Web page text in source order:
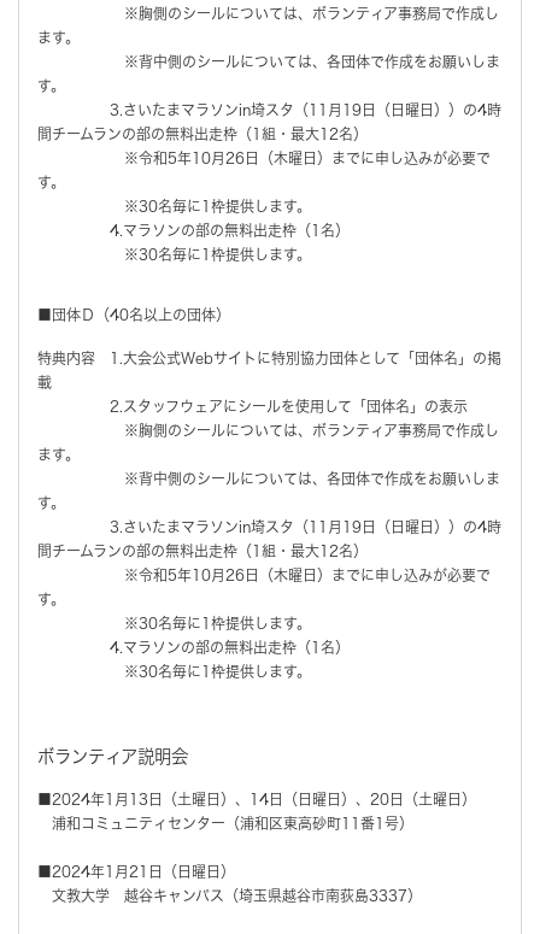
※胸側のシールについては、ボランティア事務局で作成し
ます。
※背中側のシールについては、各団体で作成をお願いしま
す。
3.さいたまマラソンin埼スタ（11月19日（日曜日））の4時
間チームランの部の無料出走枠（1組・最大12名）
※令和5年10月26日（木曜日）までに申し込みが必要で
す。
※30名毎に1枠提供します。
4.マラソンの部の無料出走枠（1名）
※30名毎に1枠提供します。
■団体Ｄ（40名以上の団体）
特典内容 1.大会公式Webサイトに特別協力団体として「団体名」の掲
載
2.スタッフウェアにシールを使用して「団体名」の表示
※胸側のシールについては、ボランティア事務局で作成し
ます。
※背中側のシールについては、各団体で作成をお願いしま
す。
3.さいたまマラソンin埼スタ（11月19日（日曜日））の4時
間チームランの部の無料出走枠（1組・最大12名）
※令和5年10月26日（木曜日）までに申し込みが必要で
す。
※30名毎に1枠提供します。
4.マラソンの部の無料出走枠（1名）
※30名毎に1枠提供します。
ボランティア説明会
■2024年1月13日（土曜日）、14日（日曜日）、20日（土曜日）
浦和コミュニティセンター（浦和区東高砂町11番1号）
■2024年1月21日（日曜日）
文教大学 越谷キャンパス（埼玉県越谷市南荻島3337）